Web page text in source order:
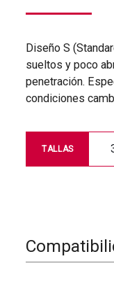
Diseño S
sueltos y poco
penetración.
condiciones
TALLAS